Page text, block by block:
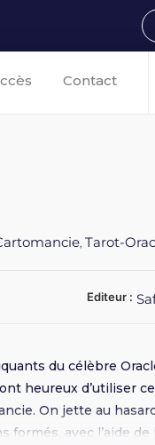
Contact
,Tarot-
Editeur :
du célèbre
heureux d’utiliser
On jette au
formés, avec l’aide